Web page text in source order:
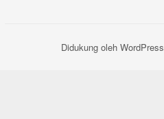
Didukung oleh WordPress